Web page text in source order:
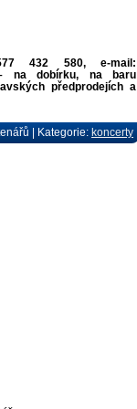
432 580, e-mail:
dobírku, na baru
předprodejích a
| Kategorie: koncerty